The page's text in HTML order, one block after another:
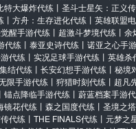
特大爆炸代练 丨 圣斗士星矢：正义
丨 方舟：生存进化代练 丨 英雄联盟
醒手游代练 丨 超激斗梦境代练 丨 余
代练 丨 泰亚史诗代练 丨 诺亚之心手
代练 丨 实况足球手游代练 丨 英雄杀
结代练 丨 长安幻想手游代练 丨 秘境
限手游代练 丨 狩猎时刻代练 丨 超凡
丨 锚点降临手游代练 丨 蔚蓝档案手游
镜花代练 丨 森之国度代练 丨 圣境之
代练 丨 THE FINALS代练 丨 元梦之